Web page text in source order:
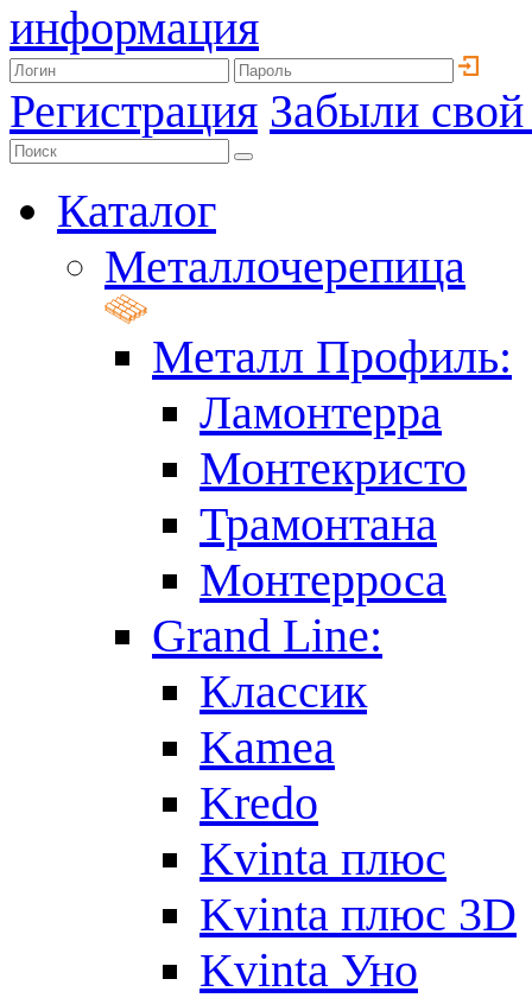
информация
Регистрация Забыли
Каталог
Металлочерепица
Металл Профиль:
Ламонтерра
Монтекристо
Трамонтана
Монтерроса
Grand Line:
Классик
Kamea
Kredo
Kvinta плюс
Kvinta плюс 3D
Kvinta Уно